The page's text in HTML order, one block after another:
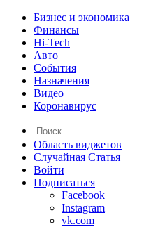
Бизнес и экономика
Финансы
Hi-Tech
Авто
События
Назначения
Видео
Коронавирус
Область виджетов
Случайная Статья
Войти
Подписаться
Facebook
Instagram
vk.com